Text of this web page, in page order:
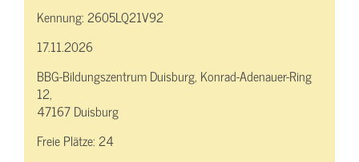
Kennung:2605LQ21V92
17.11.2026
BBG-Bildungszentrum Duisburg, Konrad-Adenauer-Ring
12,
47167 Duisburg
Freie Plätze:24